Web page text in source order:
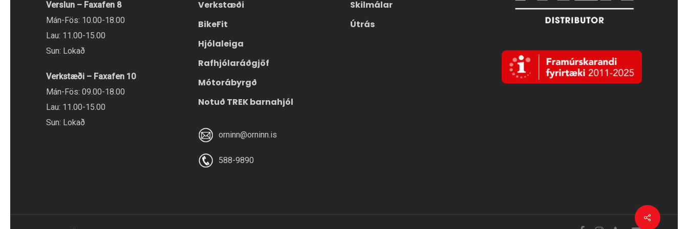
Deila
Verslun – Faxafen 8
Mán-Fös: 10.00-18.00
Lau: 11.00-15.00
Sun: Lokað
Verkstæði – Faxafen 10
Mán-Fös: 09.00-18.00
Lau: 11.00-15.00
Sun: Lokað
Verkstæði
BikeFit
Hjólaleiga
Rafhjólaráðgjöf
Mótorábyrgð
Notuð TREK barnahjól
orninn@orninn.is
588-9890
Skilmálar
Útrás